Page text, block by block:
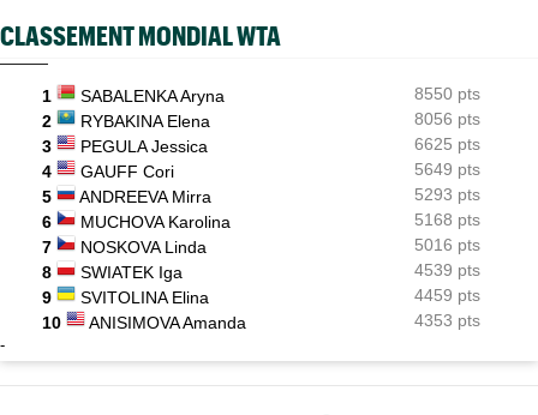
CLASSEMENT MONDIAL WTA
1 SABALENKA Aryna
8550 pts
2
RYBAKINA Elena
8056 pts
3
PEGULA Jessica
6625 pts
4
GAUFF Cori
5649 pts
5
ANDREEVA Mirra
5293 pts
6
MUCHOVA Karolina
5168 pts
7
NOSKOVA Linda
5016 pts
8
SWIATEK Iga
4539 pts
9
SVITOLINA Elina
4459 pts
10
ANISIMOVA Amanda 4353 pts
-